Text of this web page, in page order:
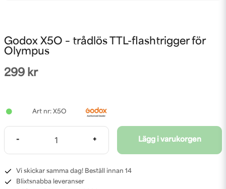
Godox X5O – trådlös TTL-flashtrigger för
Olympus
299 kr
X5O
- + Lägg i varukorgen
Vi skickar samma dag! Beställ innan 14
Blixtsnabba leveranser